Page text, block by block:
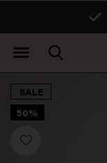
SALE
50%